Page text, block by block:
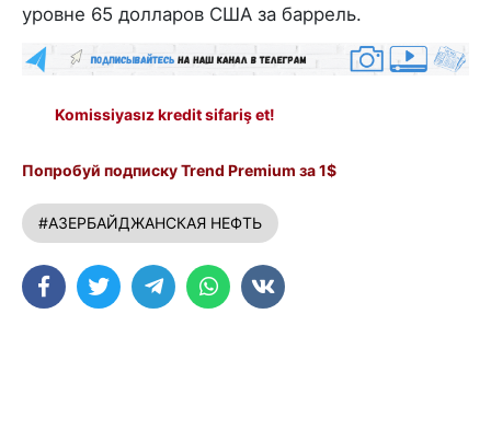
уровне 65 долларов США за баррель.
Komissiyasız kredit sifariş et!
Попробуй подписку Trend Premium за 1$
#АЗЕРБАЙДЖАНСКАЯ НЕФТЬ